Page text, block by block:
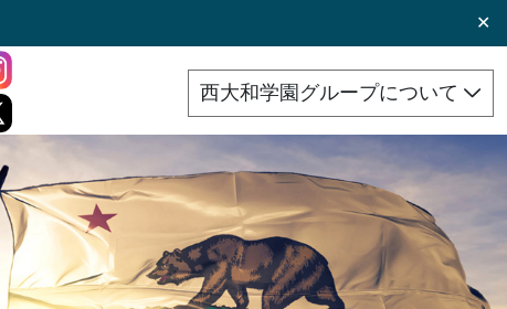
✕
西大和学園グループについて